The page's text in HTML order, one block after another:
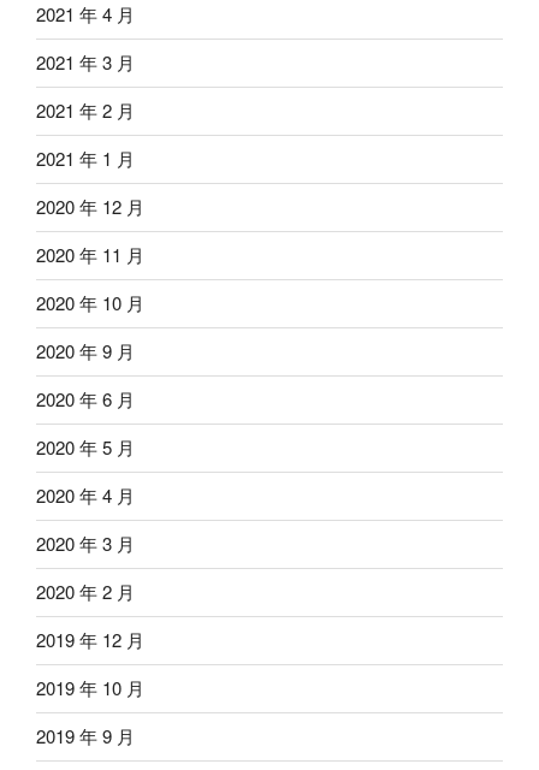
2021 年 4 月
2021 年 3 月
2021 年 2 月
2021 年 1 月
2020 年 12 月
2020 年 11 月
2020 年 10 月
2020 年 9 月
2020 年 6 月
2020 年 5 月
2020 年 4 月
2020 年 3 月
2020 年 2 月
2019 年 12 月
2019 年 10 月
2019 年 9 月